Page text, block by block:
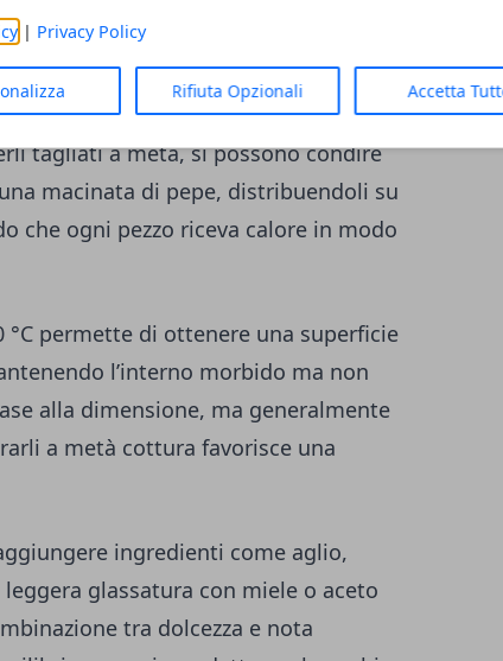
| Privacy Policy
Rifiuta Opzionali Accetta
e saporiti
efficaci per esaltare i cavolini di
la caramellizzazione degli zuccheri
tagliati a metà, si possono condire
macinata di pepe, distribuendoli su
che ogni pezzo riceva calore in modo
permette di ottenere una superficie
l’interno morbido ma non
alla dimensione, ma generalmente
a metà cottura favorisce una
ingredienti come aglio,
glassatura con miele o aceto
tra dolcezza e nota